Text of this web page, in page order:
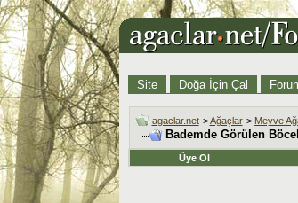
Site Doğa İçin Çal
agaclar.net >Ağaçlar > Meyve
Bademde Görülen
Üye Ol